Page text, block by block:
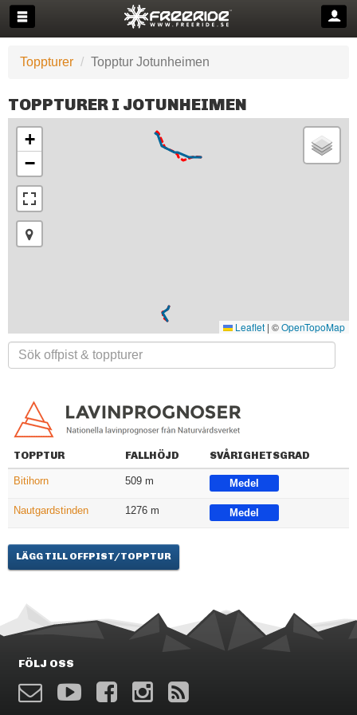
Toppturer Topptur Jotunheimen
TOPPTURER I JOTUNHEIMEN
+
−
Leaflet | ©OpenTopoMap
TOPPTUR FALLHÖJD SVÅRIGHETSGRAD
Bitihorn 509 m Medel
Nautgardstinden 1276 m Medel
LÄGG TILL OFFPIST/TOPPTUR
FÖLJ OSS